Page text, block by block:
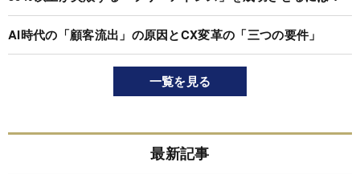
AI時代の「顧客流出」の原因とCX変革の「三つの要件」
一覧を見る
最新記事